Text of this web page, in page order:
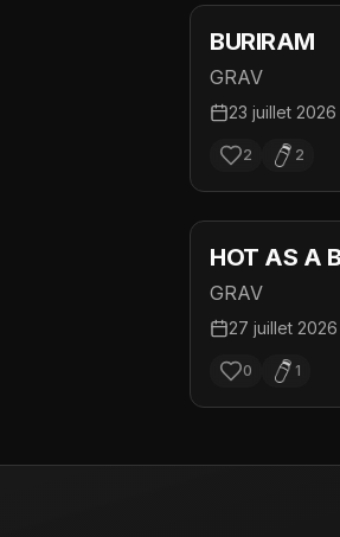
BURIRAM
GRAV
23 juillet 2026
2 2
HOT AS A
GRAV
27 juillet 2026
0 1